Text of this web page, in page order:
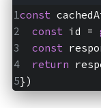
const
const id =
const
return
})